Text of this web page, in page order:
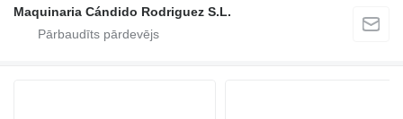
Maquinaria Cándido Rodriguez S.L.